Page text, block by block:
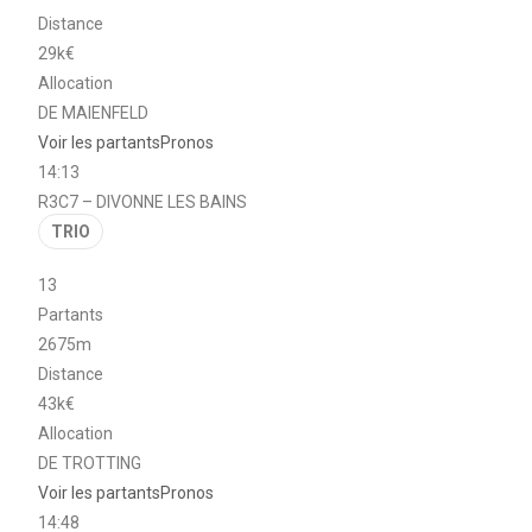
Distance
29k€
Allocation
DE MAIENFELD
Voir les partantsPronos
14:13
R3C7 – DIVONNE LES BAINS
TRIO
13
Partants
2675m
Distance
43k€
Allocation
DE TROTTING
Voir les partantsPronos
14:48